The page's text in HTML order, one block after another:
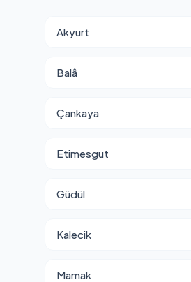
Akyurt
Balâ
Çankaya
Etimesgut
Güdül
Kalecik
Mamak